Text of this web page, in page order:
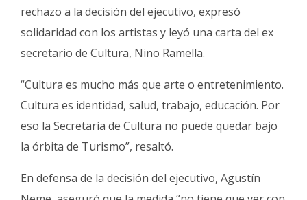
rechazo a la decisión del ejecutivo, expresó
solidaridad con los artistas y leyó una carta del ex
secretario de Cultura, Nino Ramella.
“Cultura es mucho más que arte o entretenimiento.
Cultura es identidad, salud, trabajo, educación. Por
eso la Secretaría de Cultura no puede quedar bajo
la órbita de Turismo”, resaltó.
En defensa de la decisión del ejecutivo, Agustín